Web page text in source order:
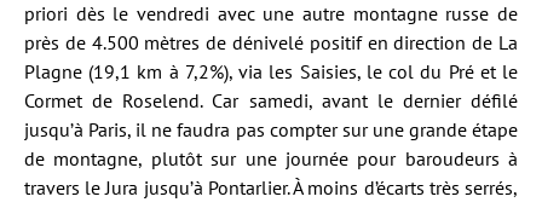
priori dès le vendredi avec une autre montagne russe de
près de 4.500 mètres de dénivelé positif en direction de La
Plagne (19,1 km à 7,2%), via les Saisies, le col du Pré et le
Cormet de Roselend. Car samedi, avant le dernier défilé
jusqu’à Paris, il ne faudra pas compter sur une grande étape
de montagne, plutôt sur une journée pour baroudeurs à
travers le Jura jusqu’à Pontarlier. À moins d’écarts très serrés,